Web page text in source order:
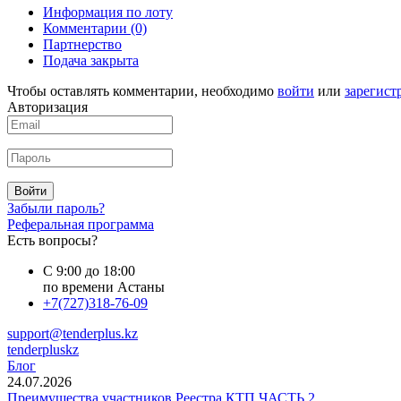
Информация по лоту
Комментарии (0)
Партнерство
Подача закрыта
Чтобы оставлять комментарии, необходимо войти или
Авторизация
Войти
Забыли пароль?
Реферальная программа
Есть вопросы?
С 9:00 до 18:00
по времени Астаны
+7(727)318-76-09
support@tenderplus.kz
tenderpluskz
Блог
24.07.2026